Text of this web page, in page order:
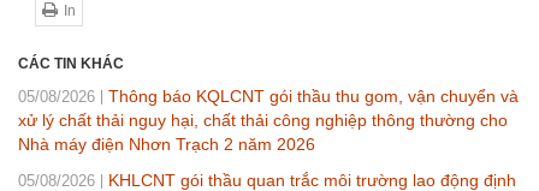
In
CÁC TIN KHÁC
05/08/2026
Thông báo KQLCNT gói thầu thu gom, vận chuyển và
xử lý chất thải nguy hại, chất thải công nghiệp thông thường cho
Nhà máy điện Nhơn Trạch 2 năm 2026
05/08/2026
KHLCNT gói thầu quan trắc môi trường lao động định